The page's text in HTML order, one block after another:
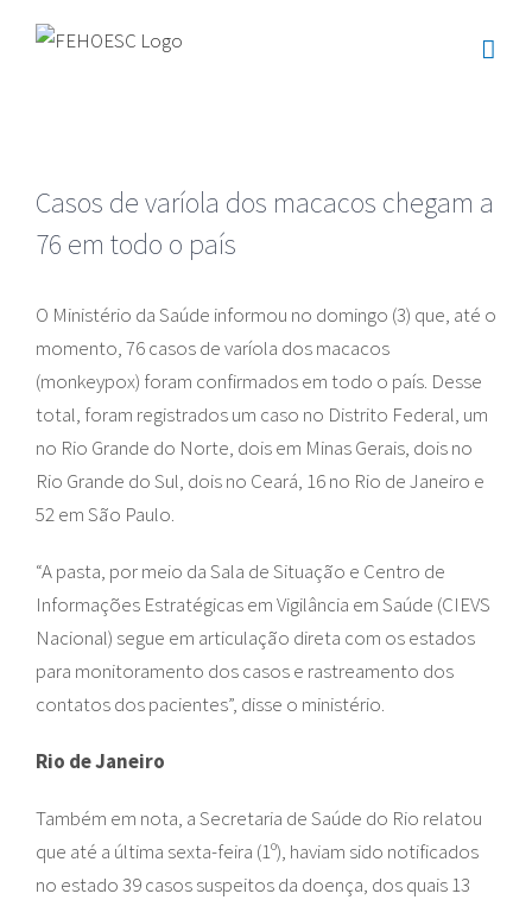
Casos de varíola dos macacos chegam a
76 em todo o país
O Ministério da Saúde informou no domingo (3) que, até o
momento, 76 casos de varíola dos macacos
(monkeypox) foram confirmados em todo o país. Desse
total, foram registrados um caso no Distrito Federal, um
no Rio Grande do Norte, dois em Minas Gerais, dois no
Rio Grande do Sul, dois no Ceará, 16 no Rio de Janeiro e
52 em São Paulo.
“A pasta, por meio da Sala de Situação e Centro de
Informações Estratégicas em Vigilância em Saúde (CIEVS
Nacional) segue em articulação direta com os estados
para monitoramento dos casos e rastreamento dos
contatos dos pacientes”, disse o ministério.
Rio de Janeiro
Também em nota, a Secretaria de Saúde do Rio relatou
que até a última sexta-feira (1º), haviam sido notificados
no estado 39 casos suspeitos da doença, dos quais 13